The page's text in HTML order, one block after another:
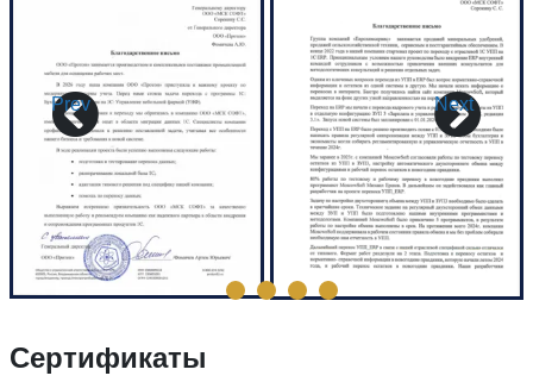
Prev Next
Сертификаты